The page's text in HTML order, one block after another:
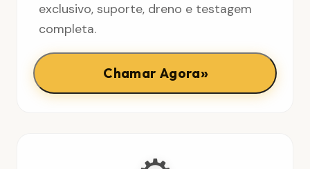
exclusivo, suporte, dreno e testagem
completa.
Chamar Agora»